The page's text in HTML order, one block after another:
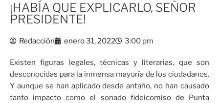
¡HABÍA QUE EXPLICARLO, SEÑOR
PRESIDENTE!
Redacción enero 31, 2022 3:00 pm
Existen figuras legales, técnicas y literarias, que son
desconocidas para la inmensa mayoría de los ciudadanos.
Y aunque se han aplicado desde antaño, no han causado
tanto impacto como el sonado fideicomiso de Punta